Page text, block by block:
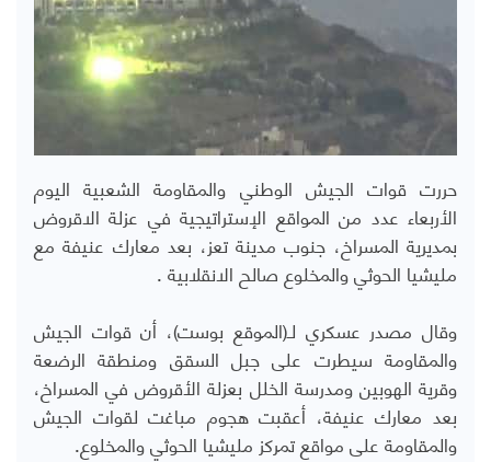
حررت قوات الجيش الوطني والمقاومة الشعبية اليوم
الأربعاء عدد من المواقع الإستراتيجية في عزلة الاقروض
بمديرية المسراخ، جنوب مدينة تعز، بعد معارك عنيفة مع
مليشيا الحوثي والمخلوع صالح الانقلابية .
وقال مصدر عسكري لـ(الموقع بوست)، أن قوات الجيش
والمقاومة سيطرت على جبل السقق ومنطقة الرضعة
وقرية الهوبين ومدرسة الخلل بعزلة الأقروض في المسراخ،
بعد معارك عنيفة، أعقبت هجوم مباغت لقوات الجيش
والمقاومة على مواقع تمركز مليشيا الحوثي والمخلوع.